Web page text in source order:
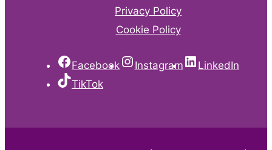
Privacy Policy
Cookie Policy
Facebook Instagram
LinkedIn
TikTok